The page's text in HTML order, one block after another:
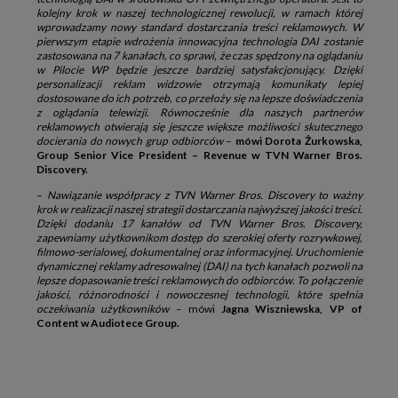
kolejny krok w naszej technologicznej rewolucji, w ramach której
wprowadzamy nowy standard dostarczania treści reklamowych. W
pierwszym etapie wdrożenia innowacyjna technologia DAI zostanie
zastosowana na 7 kanałach, co sprawi, że czas spędzony na oglądaniu
w Pilocie WP będzie jeszcze bardziej satysfakcjonujący. Dzięki
personalizacji reklam widzowie otrzymają komunikaty lepiej
dostosowane do ich potrzeb, co przełoży się na lepsze doświadczenia
z oglądania telewizji. Równocześnie dla naszych partnerów
reklamowych otwierają się jeszcze większe możliwości skutecznego
docierania do nowych grup odbiorców– mówi Dorota Żurkowska,
Group Senior Vice President – Revenue w TVN Warner Bros.
Discovery.
– Nawiązanie współpracy z TVN Warner Bros. Discovery to ważny
krok w realizacji naszej strategii dostarczania najwyższej jakości treści.
Dzięki dodaniu 17 kanałów od TVN Warner Bros. Discovery,
zapewniamy użytkownikom dostęp do szerokiej oferty rozrywkowej,
filmowo-serialowej, dokumentalnej oraz informacyjnej. Uruchomienie
dynamicznej reklamy adresowalnej (DAI) na tych kanałach pozwoli na
lepsze dopasowanie treści reklamowych do odbiorców. To połączenie
jakości, różnorodności i nowoczesnej technologii, które spełnia
oczekiwania użytkowników– mówiJagna Wiszniewska, VP of
Content w Audiotece Group.